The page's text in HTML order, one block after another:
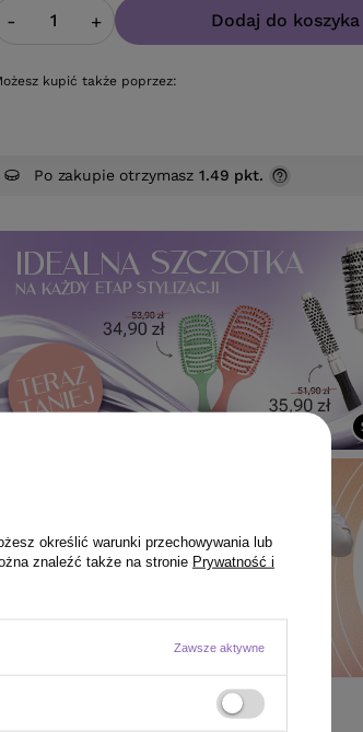
- + Dodaj do koszyka
kupić także poprzez:
Po zakupie otrzymasz1.49 pkt.
określić warunki przechowywania lub
znaleźć także na stronie Prywatność i
Zawsze aktywne